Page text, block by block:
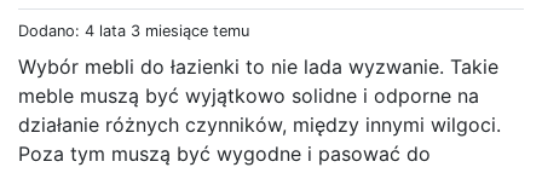
Dodano: 4 lata 3 miesiące temu
Wybór mebli do łazienki to nie lada wyzwanie. Takie
meble muszą być wyjątkowo solidne i odporne na
działanie różnych czynników, między innymi wilgoci.
Poza tym muszą być wygodne i pasować do